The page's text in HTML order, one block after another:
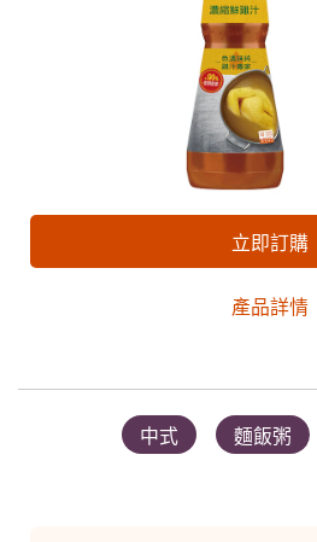
立即訂購
產品詳情
中式 麵飯粥